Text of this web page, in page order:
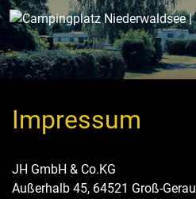
Impressum
JH GmbH & Co.KG
Außerhalb 45, 64521 Groß-Gerau